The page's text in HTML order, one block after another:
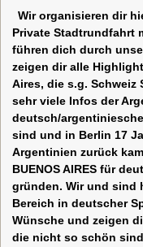
Wir organisieren dir
Private Stadtrundfahrt
führen dich durch
zeigen dir alle
Aires, die s.g. Schweiz
sehr viele Infos der
deutsch/
sind und in Berlin 17
Argentinien zurück
BUENOS AIRES für
gründen. Wir und sind
Bereich in deutscher
Wünsche und zeigen
die nicht so schön